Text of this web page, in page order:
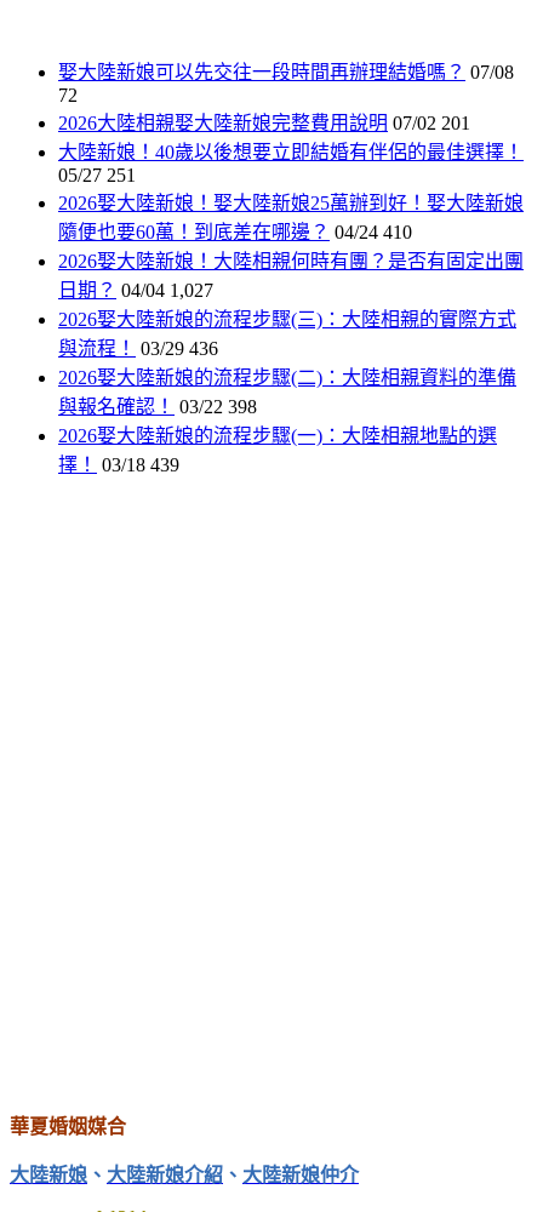
娶大陸新娘可以先交往一段時間再辦理結婚嗎？ 07/08
72
2026大陸相親娶大陸新娘完整費用說明 07/02 201
大陸新娘！40歲以後想要立即結婚有伴侶的最佳選擇！
05/27 251
2026娶大陸新娘！娶大陸新娘25萬辦到好！娶大陸新娘
隨便也要60萬！到底差在哪邊？ 04/24 410
2026娶大陸新娘！大陸相親何時有團？是否有固定出團
日期？ 04/04 1,027
2026娶大陸新娘的流程步驟(三)：大陸相親的實際方式
與流程！
03/29 436
2026娶大陸新娘的流程步驟(二)：大陸相親資料的準備
與報名確認！
03/22 398
2026娶大陸新娘的流程步驟(一)：大陸相親地點的選
擇！
03/18 439
華夏婚姻媒合
大陸新娘 、 大陸新娘介紹 、 大陸新娘仲介